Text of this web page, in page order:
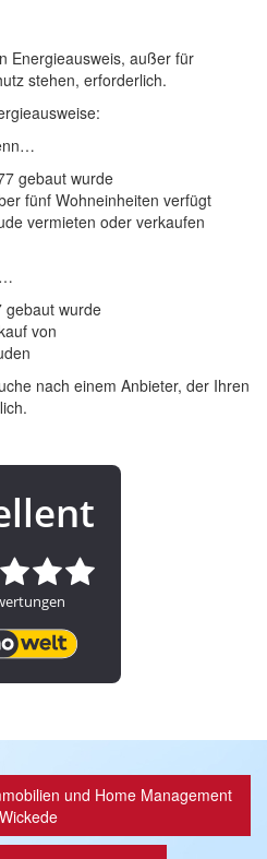
Energieausweis, außer für
stehen, erforderlich.
gebaut wurde
fünf Wohneinheiten verfügt
vermieten oder verkaufen
gebaut wurde
von
nach einem Anbieter, der Ihren
und Home Management